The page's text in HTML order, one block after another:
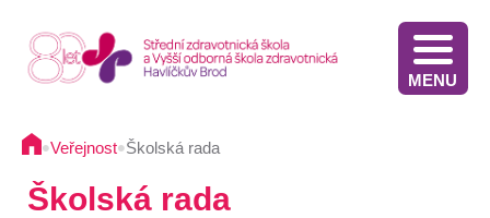
MENU
•Veřejnost•Školská rada
Školská rada